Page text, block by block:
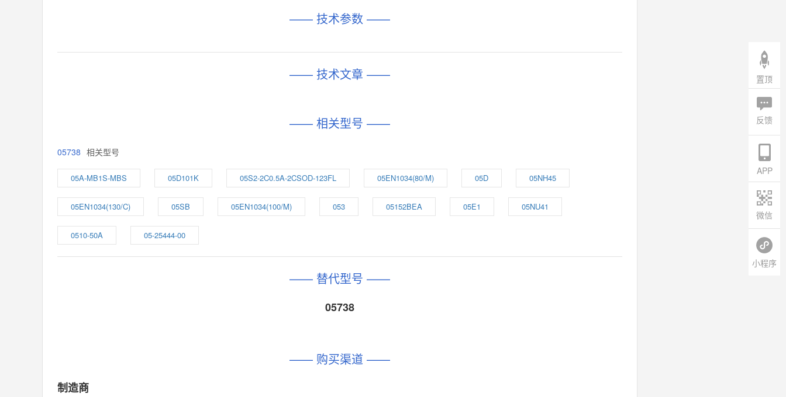
—— 技术参数 ——
—— 技术文章 ——
—— 相关型号 ——
05738 相关型号
05A-MB1S-MBS 05D101K 05S2-2C0.5A-2CSOD-123FL 05EN1034(80/M) 05D 05NH45
05EN1034(130/C) 05SB 05EN1034(100/M) 053 05152BEA 05E1 05NU41
0510-50A 05-25444-00
—— 替代型号 ——
05738
—— 购买渠道 ——
制造商
置顶
反馈
APP
微信
小程序